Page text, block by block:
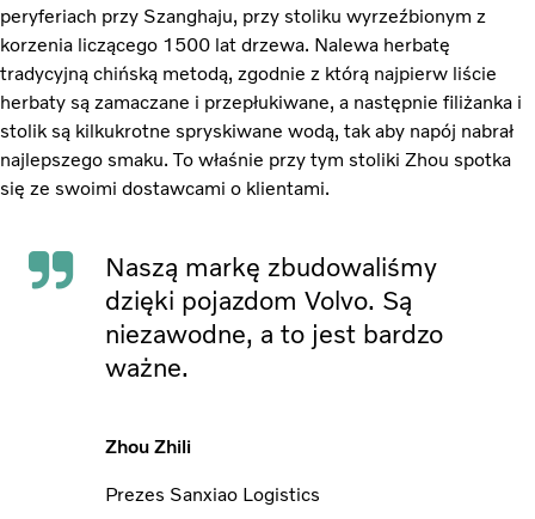
peryferiach przy Szanghaju, przy stoliku wyrzeźbionym z
korzenia liczącego 1500 lat drzewa. Nalewa herbatę
tradycyjną chińską metodą, zgodnie z którą najpierw liście
herbaty są zamaczane i przepłukiwane, a następnie filiżanka i
stolik są kilkukrotne spryskiwane wodą, tak aby napój nabrał
najlepszego smaku. To właśnie przy tym stoliki Zhou spotka
się ze swoimi dostawcami o klientami.
Naszą markę zbudowaliśmy
dzięki pojazdom Volvo. Są
niezawodne, a to jest bardzo
ważne.
Zhou Zhili
Prezes Sanxiao Logistics